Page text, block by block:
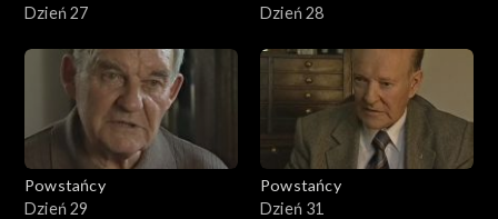
Dzień 27
Dzień 28
Powstańcy
Dzień 29
Powstańcy
Dzień 31